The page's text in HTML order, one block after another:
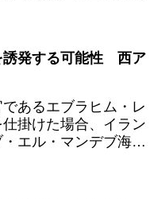
誘発する可能性 西ア
あるエブラヒム・レ
掛けた場合、イラン
エル・マンデブ海峡